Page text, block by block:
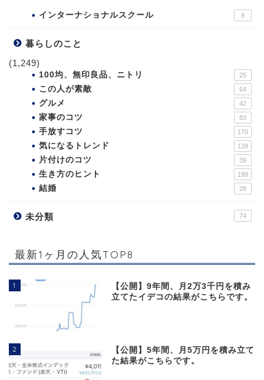
インターナショナルスクール 8
暮らしのこと
(1,249)
100均、無印良品、ニトリ 25
この人が素敵 64
グルメ 42
家事のコツ 83
手放すコツ 170
気になるトレンド 128
片付けのコツ 39
生き方のヒント 199
結婚 28
未分類 74
最新1ヶ月の人気TOP8
1
【公開】9年間、月2万3千円を積み
立てたイデコの結果がこちらです。
2
【公開】5年間、月5万円を積み立て
た結果がこちらです。